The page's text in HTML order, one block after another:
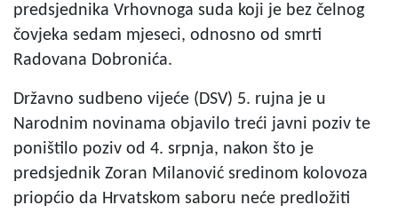
predsjednika Vrhovnoga suda koji je bez čelnog
čovjeka sedam mjeseci, odnosno od smrti
Radovana Dobronića.
Državno sudbeno vijeće (DSV) 5. rujna je u
Narodnim novinama objavilo treći javni poziv te
poništilo poziv od 4. srpnja, nakon što je
predsjednik Zoran Milanović sredinom kolovoza
priopćio da Hrvatskom saboru neće predložiti